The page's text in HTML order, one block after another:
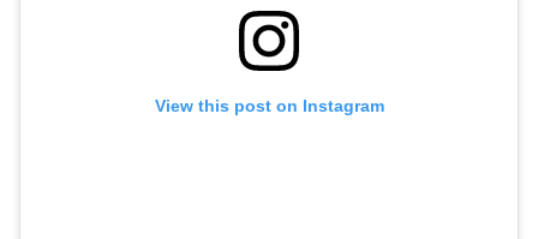
View this post on Instagram